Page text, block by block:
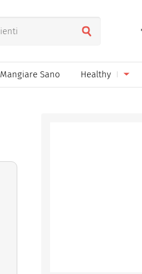
Mangiare Sano Healthy